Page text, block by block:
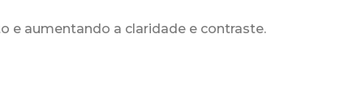
e aumentando a claridade e contraste.